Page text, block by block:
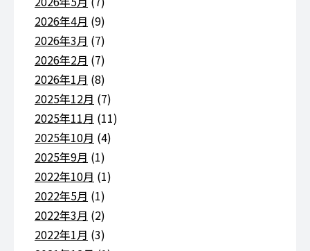
2026年4月 (9)
2026年3月 (7)
2026年2月 (7)
2026年1月 (8)
2025年12月 (7)
2025年11月 (11)
2025年10月 (4)
2025年9月 (1)
2022年10月 (1)
2022年5月 (1)
2022年3月 (2)
2022年1月 (3)